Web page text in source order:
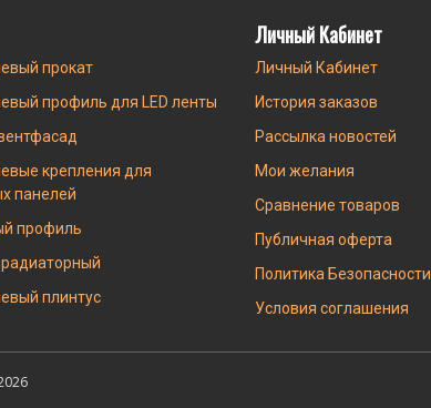
прокат
профиль для LED ленты
крепления для
панелей
профиль
плинтус
Личный Кабинет
Личный Кабинет
История заказов
Рассылка новостей
Мои желания
Сравнение товаров
Публичная оферта
Политика Безопасности
Условия соглашения